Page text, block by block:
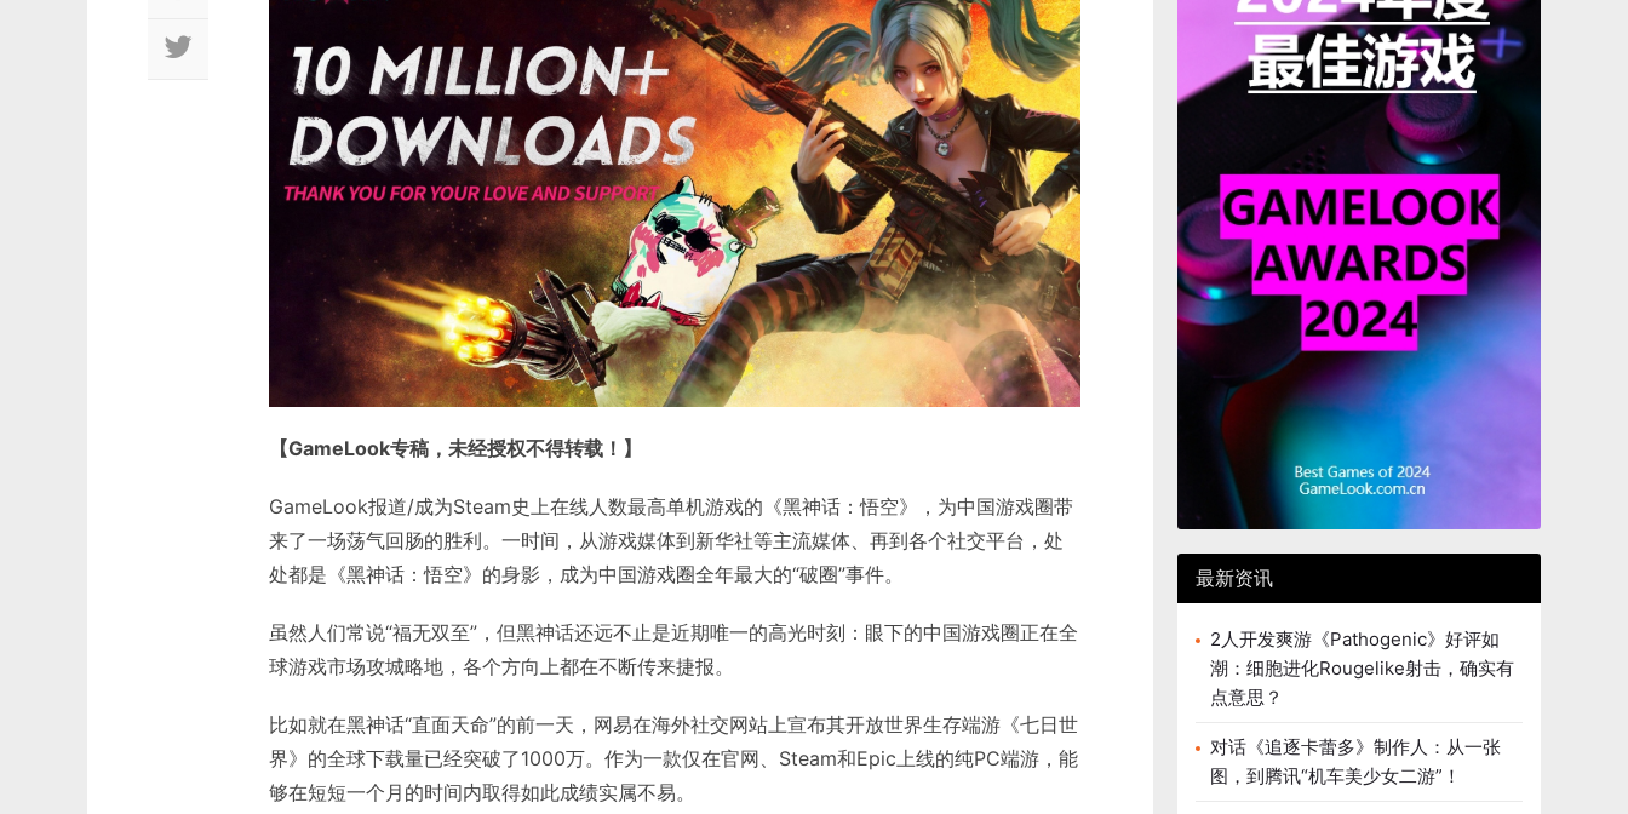
【GameLook专稿，未经授权不得转载！】
GameLook报道/成为Steam史上在线人数最高单机游戏的《黑神话：悟空》，为中国游戏圈带
来了一场荡气回肠的胜利。一时间，从游戏媒体到新华社等主流媒体、再到各个社交平台，处
处都是《黑神话：悟空》的身影，成为中国游戏圈全年最大的“破圈”事件。
虽然人们常说“福无双至”，但黑神话还远不止是近期唯一的高光时刻：眼下的中国游戏圈正在全
球游戏市场攻城略地，各个方向上都在不断传来捷报。
比如就在黑神话“直面天命”的前一天，网易在海外社交网站上宣布其开放世界生存端游《七日世
界》的全球下载量已经突破了1000万。作为一款仅在官网、Steam和Epic上线的纯PC端游，能
够在短短一个月的时间内取得如此成绩实属不易。
最新资讯
2人开发爽游《Pathogenic》好评如
潮：细胞进化Rougelike射击，确实有
点意思？
对话《追逐卡蕾多》制作人：从一张
图，到腾讯“机车美少女二游”！